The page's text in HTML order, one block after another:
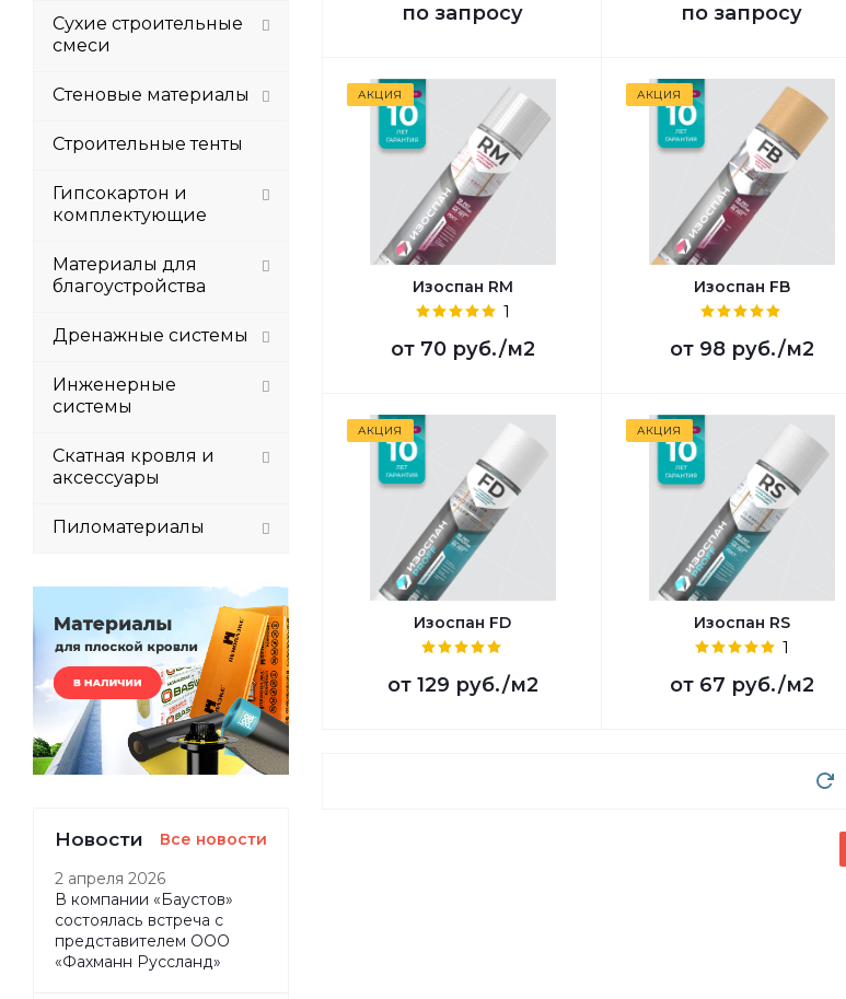
по запросу по запросу
АКЦИЯ
Изоспан RМ
1
от 70 руб./м2
АКЦИЯ
Изоспан FB
от 98 руб./м2
АКЦИЯ
Изоспан FD
от 129 руб./м2
АКЦИЯ
Изоспан RS
1
от 67 руб./м2
Сухие строительные
смеси
Стеновые материалы
Строительные тенты
Гипсокартон и
комплектующие
Материалы для
благоустройства
Дренажные системы
Инженерные
системы
Скатная кровля и
аксессуары
Пиломатериалы
Новости Все новости
2 апреля 2026
В компании «Баустов»
состоялась встреча с
представителем ООО
«Фахманн Руссланд»